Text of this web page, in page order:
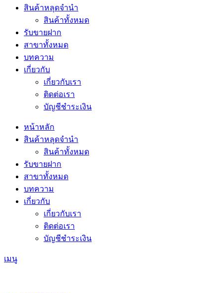
สินค้าหลุดจำนำ
สินค้าทั้งหมด
รับขายฝาก
สาขาทั้งหมด
บทความ
เกี่ยวกับ
เกี่ยวกับเรา
ติดต่อเรา
บัญชีชำระเงิน
หน้าหลัก
สินค้าหลุดจำนำ
สินค้าทั้งหมด
รับขายฝาก
สาขาทั้งหมด
บทความ
เกี่ยวกับ
เกี่ยวกับเรา
ติดต่อเรา
บัญชีชำระเงิน
เมนู